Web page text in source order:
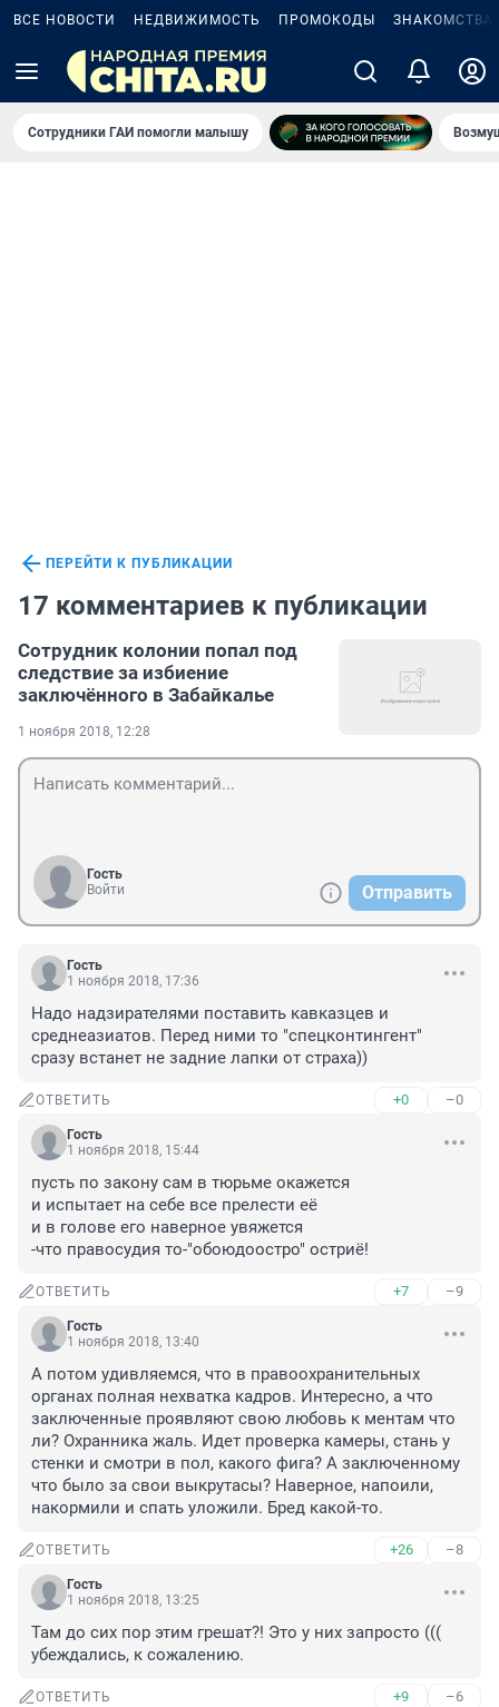
ВСЕ НОВОСТИ НЕДВИЖИМОСТЬ ПРОМОКОДЫ ЗНАКОМСТВА
Сотрудники ГАИ помогли малышу
ПЕРЕЙТИ К ПУБЛИКАЦИИ
17 комментариев к публикации
Сотрудник колонии попал под
следствие за избиение
заключённого в Забайкалье
1 ноября 2018, 12:28
Гость
Войти
Отправить
Гость
1 ноября 2018, 17:36
Надо надзирателями поставить кавказцев и
среднеазиатов. Перед ними то "спецконтингент"
сразу встанет не задние лапки от страха))
ОТВЕТИТЬ +0 –0
Гость
1 ноября 2018, 15:44
пусть по закону сам в тюрьме окажется
и испытает на себе все прелести её
и в голове его наверное увяжется
-что правосудия то-"обоюдоостро" остриё!
ОТВЕТИТЬ +7 –9
Гость
1 ноября 2018, 13:40
А потом удивляемся, что в правоохранительных
органах полная нехватка кадров. Интересно, а что
заключенные проявляют свою любовь к ментам что
ли? Охранника жаль. Идет проверка камеры, стань у
стенки и смотри в пол, какого фига? А заключенному
что было за свои выкрутасы? Наверное, напоили,
накормили и спать уложили. Бред какой-то.
ОТВЕТИТЬ +26 –8
Гость
1 ноября 2018, 13:25
Там до сих пор этим грешат?! Это у них запросто (((
убеждались, к сожалению.
ОТВЕТИТЬ +9 –6